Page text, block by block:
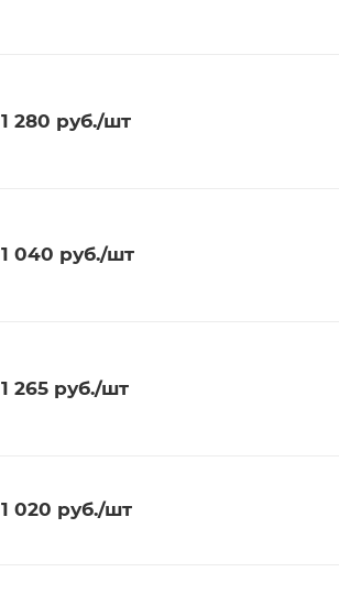
1 280 руб./шт
1 040 руб./шт
1 265руб./шт
1 020 руб./шт